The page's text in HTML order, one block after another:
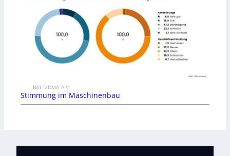
Bild: VDMA e.V.
Stimmung im Maschinenbau